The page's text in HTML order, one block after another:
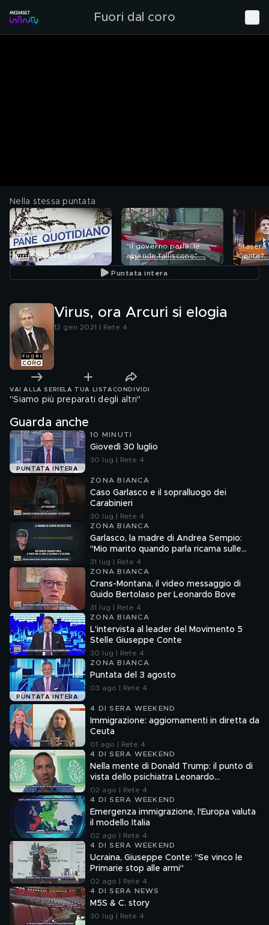
Fuori dal coro
Nella stessa puntata
Virus, la crisi fa paura
"Il governo parla, le
aziende falliscono"
Stasera
Conte?
Puntata intera
Virus, ora Arcuri si elogia
12 gen 2021 | Rete 4
VAI ALLA SERIE LA TUA LISTA CONDIVIDI
"Siamo più preparati degli altri"
Guarda anche
PUNTATA INTERA
10 MINUTI
Giovedì 30 luglio
30 lug | Rete 4
ZONA BIANCA
Caso Garlasco e il sopralluogo dei
Carabinieri
30 lug | Rete 4
ZONA BIANCA
Garlasco, la madre di Andrea Sempio:
"Mio marito quando parla ricama sulle
cose"
31 lug | Rete 4
ZONA BIANCA
Crans-Montana, il video messaggio di
Guido Bertolaso per Leonardo Bove
31 lug | Rete 4
ZONA BIANCA
L'intervista al leader del Movimento 5
Stelle Giuseppe Conte
30 lug | Rete 4
PUNTATA INTERA
ZONA BIANCA
Puntata del 3 agosto
03 ago | Rete 4
4 DI SERA WEEKEND
Immigrazione: aggiornamenti in diretta da
Ceuta
01 ago | Rete 4
4 DI SERA WEEKEND
Nella mente di Donald Trump: il punto di
vista dello psichiatra Leonardo
Mendolicchio
02 ago | Rete 4
4 DI SERA WEEKEND
Emergenza immigrazione, l'Europa valuta
il modello Italia
02 ago | Rete 4
4 DI SERA WEEKEND
Ucraina, Giuseppe Conte: "Se vinco le
Primarie stop alle armi"
02 ago | Rete 4
4 DI SERA NEWS
M5S & C. story
30 lug | Rete 4